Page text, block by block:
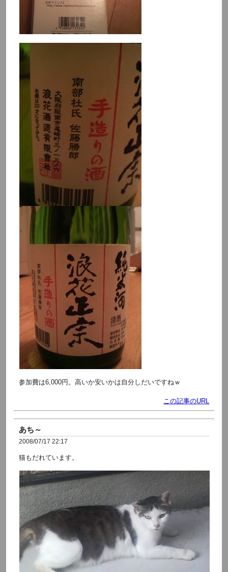
参加費は6,000円。高いか安いかは自分しだいですねｗ
この記事のURL
あち～
2008/07/17 22:17
猫もだれています。